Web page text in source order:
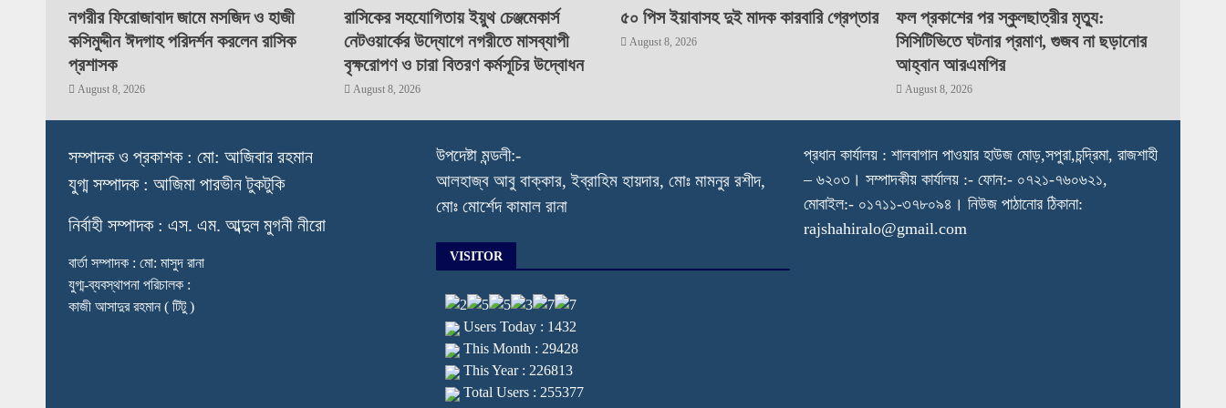
নগরীর ফিরোজাবাদ জামে মসজিদ ও হাজী
কসিমুদ্দীন ঈদগাহ পরিদর্শন করলেন রাসিক
প্রশাসক
August 8, 2026
রাসিকের সহযোগিতায় ইয়ুথ চেঞ্জমেকার্স
নেটওয়ার্কের উদ্যোগে নগরীতে মাসব্যাপী
বৃক্ষরোপণ ও চারা বিতরণ কর্মসূচির উদ্বোধন
August 8, 2026
৫০ পিস ইয়াবাসহ দুই মাদক কারবারি গ্রেপ্তার
August 8, 2026
ফল প্রকাশের পর স্কুলছাত্রীর মৃত্যু:
সিসিটিভিতে ঘটনার প্রমাণ, গুজব না ছড়ানোর
আহ্বান আরএমপির
August 8, 2026
সম্পাদক ও প্রকাশক : মো: আজিবার রহমান
যুগ্ম সম্পাদক : আজিমা পারভীন টুকটুকি
নির্বাহী সম্পাদক : এস. এম. আব্দুল মুগনী নীরো
বার্তা সম্পাদক : মো: মাসুদ রানা
যুগ্ম-ব্যবস্থাপনা পরিচালক :
কাজী আসাদুর রহমান ( টিটু )
উপদেষ্টা মন্ডলী:-
আলহাজ্ব আবু বাক্কার, ইব্রাহিম হায়দার, মোঃ মামনুর রশীদ,
মোঃ মোর্শেদ কামাল রানা
VISITOR
Users Today : 1432
This Month : 29428
This Year : 226813
Total Users : 255377
প্রধান কার্যালয় : শালবাগান পাওয়ার হাউজ মোড়,সপুরা,চন্দ্রিমা, রাজশাহী
– ৬২০৩। সম্পাদকীয় কার্যালয় :- ফোন:- ০৭২১-৭৬০৬২১,
মোবাইল:- ০১৭১১-৩৭৮০৯৪। নিউজ পাঠানোর ঠিকানা:
rajshahiralo@gmail.com